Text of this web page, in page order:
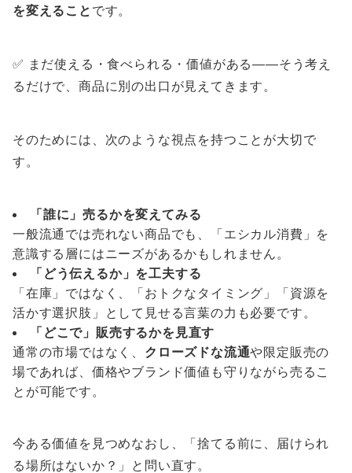
を変えること です。
✅ まだ使える・食べられる・価値がある——そう考え
るだけで、商品に別の出口が見えてきます。
そのためには、次のような視点を持つことが大切で
す。
「誰に」売るかを変えてみる
一般流通では売れない商品でも、「エシカル消費」を
意識する層にはニーズがあるかもしれません。
「どう伝えるか」を工夫する
「在庫」ではなく、「おトクなタイミング」「資源を
活かす選択肢」として見せる言葉の力も必要です。
「どこで」販売するかを見直す
通常の市場ではなく、 クローズドな流通や限定販売の
場であれば、価格やブランド価値も守りながら売るこ
とが可能です。
今ある価値を見つめなおし、「捨てる前に、届けられ
る場所はないか？」と問い直す。